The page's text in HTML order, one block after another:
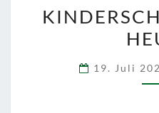
19. Juli